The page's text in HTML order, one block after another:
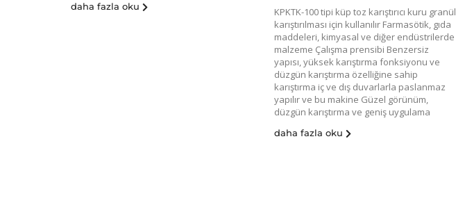
daha fazla oku
KPKTK-100 tipi küp toz karıştırıcı kuru granül
karıştırılması için kullanılır Farmasötik, gıda
maddeleri, kimyasal ve diğer endüstrilerde
malzeme Çalışma prensibi Benzersiz
yapısı, yüksek karıştırma fonksiyonu ve
düzgün karıştırma özelliğine sahip
karıştırma iç ve dış duvarlarla paslanmaz
yapılır ve bu makine Güzel görünüm,
düzgün karıştırma ve geniş uygulama
daha fazla oku